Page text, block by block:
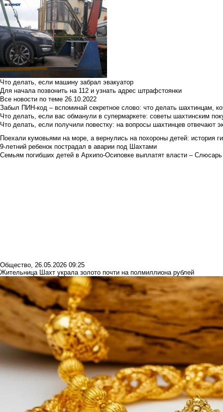
Что делать, если машину забрал эвакуатор
Для начала позвонить на 112 и узнать адрес штрафстоянки
Все новости по теме 26.10.2022
Забыл ПИН-код – вспоминай секретное слово: что делать шахтинцам,
Что делать, если вас обманули в супермаркете: советы шахтинским
Что делать, если получили повестку: на вопросы шахтинцев отвечают
Поехали кумовьями на море, а вернулись на похороны детей: история
9-летний ребенок пострадал в аварии под Шахтами
Семьям погибших детей в Архипо-Осиповке выплатят власти – Слюсарь
Общество, 26.05.2026 09:25
Жительница Шахт украла золото почти на полмиллиона рублей